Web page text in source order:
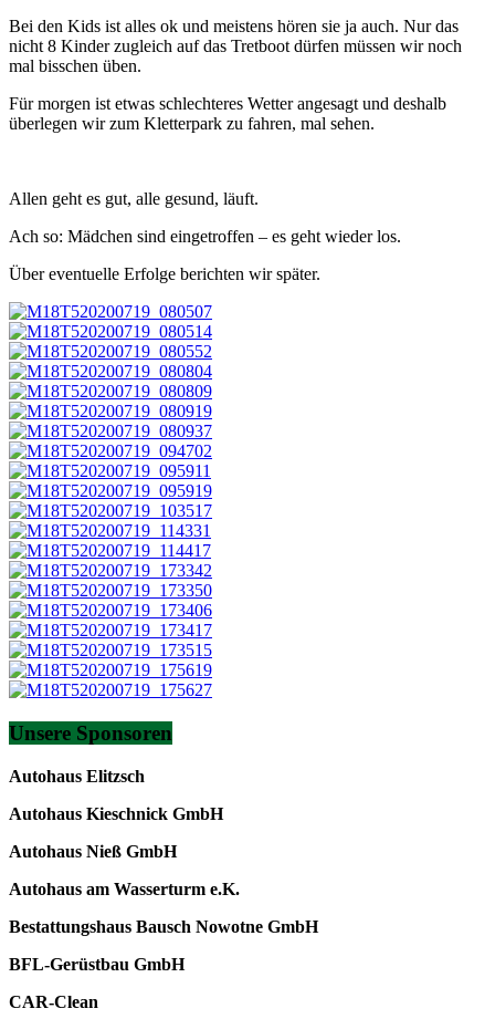
Bei den Kids ist alles ok und meistens hören sie ja auch. Nur das
nicht 8 Kinder zugleich auf das Tretboot dürfen müssen wir noch
mal bisschen üben.
Für morgen ist etwas schlechteres Wetter angesagt und deshalb
überlegen wir zum Kletterpark zu fahren, mal sehen.
Allen geht es gut, alle gesund, läuft.
Ach so: Mädchen sind eingetroffen – es geht wieder los.
Über eventuelle Erfolge berichten wir später.
Unsere Sponsoren
Autohaus Elitzsch
Autohaus Kieschnick GmbH
Autohaus Nieß GmbH
Autohaus am Wasserturm e.K.
Bestattungshaus Bausch Nowotne GmbH
BFL-Gerüstbau GmbH
CAR-Clean